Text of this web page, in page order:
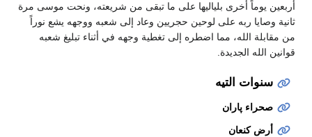
أربعين يوماً أخرى بلياليها على ما تبقى من شريعته، ونحت موسى مرة
ثانية وصايا ربه على لوحين حجريين وعاد إلى شعبه ووجهه يشع نوراً
من مقابلة الله، مما اضطره إلى تغطية وجهه في أثناء تبليغ شعبه
قوانين الله الجديدة.
سنوات التيه
صحراء پاران
أرض كنعان